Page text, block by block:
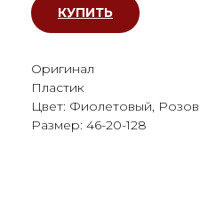
КУПИТЬ
Оригинал
Пластик
Цвет: Фиолетовый,
Размер: 46-20-128